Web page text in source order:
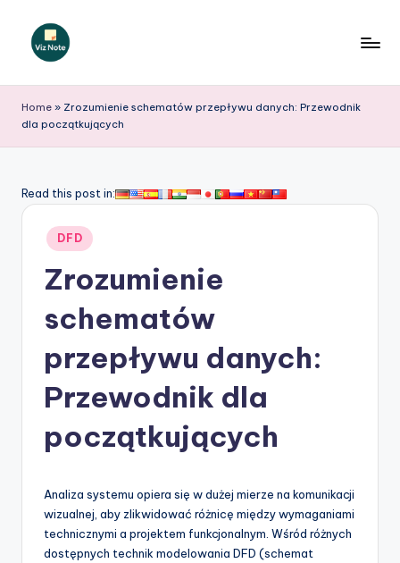
iz
N
t
A
si
Home » Zrozumienie schematów przepływu danych: Przewodnik
dla początkujących
Read this post in:
Posted
in
DFD
Zrozumienie
schematów
przepływu danych:
Przewodnik dla
początkujących
Analiza systemu opiera się w dużej mierze na komunikacji
wizualnej, aby zlikwidować różnicę między wymaganiami
technicznymi a projektem funkcjonalnym. Wśród różnych
dostępnych technik modelowania DFD (schemat